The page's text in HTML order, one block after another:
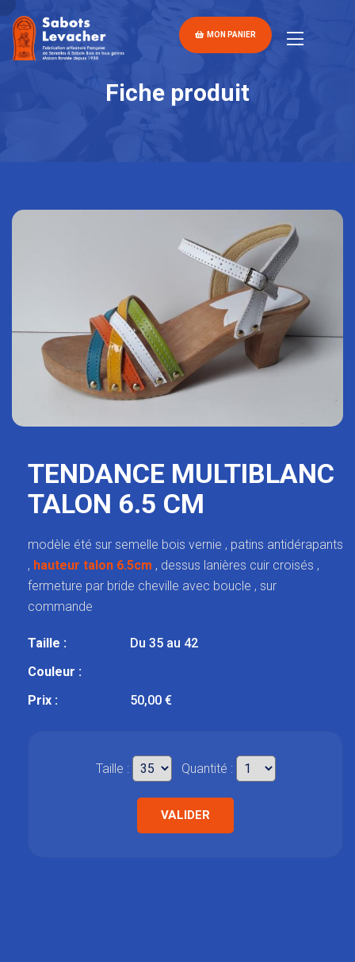
MON PANIER
Fiche produit
TENDANCE MULTIBLANC
TALON 6.5 CM
modèle été sur semelle bois vernie , patins antidérapants
, hauteur talon 6.5cm , dessus lanières cuir croisés ,
fermeture par bride cheville avec boucle , sur
commande
Taille :
Du 35 au 42
Couleur :
Prix :
50,00 €
Taille : Quantité :
VALIDER